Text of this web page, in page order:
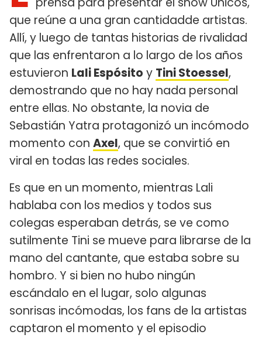
que reúne a una gran cantidadde artistas.
Allí, y luego de tantas historias de rivalidad
que las enfrentaron a lo largo de los años
estuvieron Lali Espósito y Tini Stoessel,
demostrando que no hay nada personal
entre ellas. No obstante, la novia de
Sebastián Yatra protagonizó un incómodo
momento con Axel, que se convirtió en
viral en todas las redes sociales.
Es que en un momento, mientras Lali
hablaba con los medios y todos sus
colegas esperaban detrás, se ve como
sutilmente Tini se mueve para librarse de la
mano del cantante, que estaba sobre su
hombro. Y si bien no hubo ningún
escándalo en el lugar, solo algunas
sonrisas incómodas, los fans de la artistas
captaron el momento y el episodio